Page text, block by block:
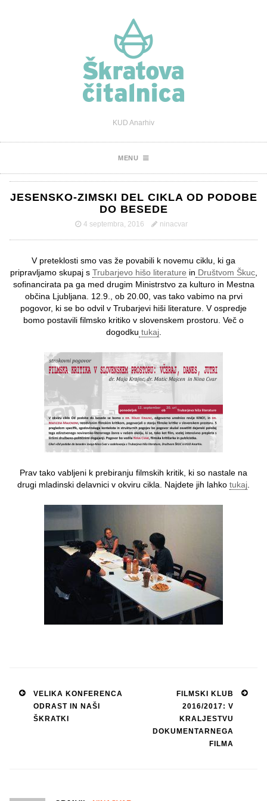
KUD Anarhiv
MENU
JESENSKO-ZIMSKI DEL CIKLA OD PODOBE
DO BESEDE
4 septembra, 2016 ninacvar
V preteklosti smo vas že povabili k novemu ciklu, ki ga
pripravljamo skupaj s Trubarjevo hišo literature in Društvom Škuc,
sofinancirata pa ga med drugim Ministrstvo za kulturo in Mestna
občina Ljubljana. 12.9., ob 20.00, vas tako vabimo na prvi
pogovor, ki se bo odvil v Trubarjevi hiši literature. V ospredje
bomo postavili filmsko kritiko v slovenskem prostoru. Več o
dogodku tukaj.
Prav tako vabljeni k prebiranju filmskih kritik, ki so nastale na
drugi mladinski delavnici v okviru cikla. Najdete jih lahko tukaj
Post
navigation
VELIKA KONFERENCA
ODRAST IN NAŠI
ŠKRATKI
FILMSKI KLUB
2016/2017: V
KRALJESTVU
DOKUMENTARNEGA
FILMA